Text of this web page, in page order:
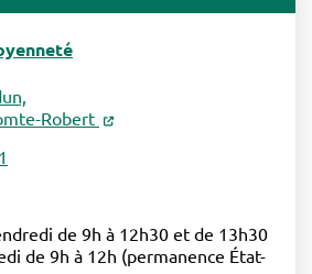
Robert
de 9h à 12h30 et de 13h30
de 9h à 12h (permanence État-